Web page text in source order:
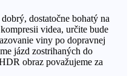
dostatočne bohatý na
videa, určite bude
viny po dopravnej
jázd zostrihaných do
obraz považujeme za